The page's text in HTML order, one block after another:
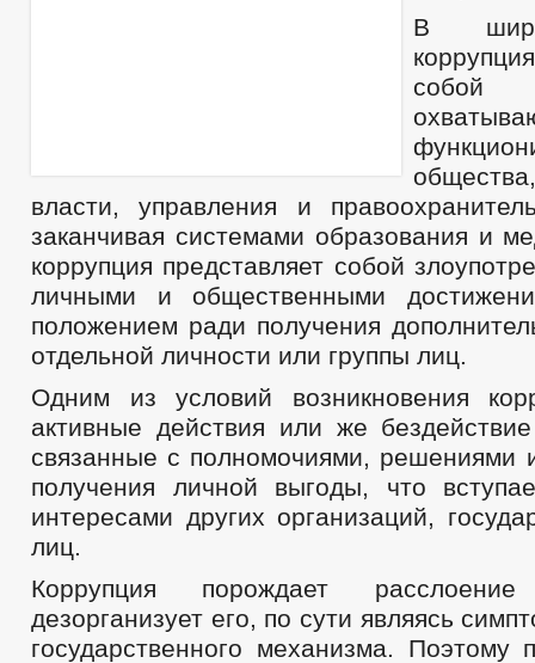
В
власти, управления и
заканчивая системами образования и
коррупция представляет собой
личными и общественными
положением ради получения
отдельной личности или группы лиц.
Одним из условий возникновения
активные действия или же
связанные с полномочиями, решениями
получения личной выгоды, что
интересами других организаций,
лиц.
Коррупция порождает
дезорганизует его, по сути являясь
государственного механизма. Поэтому